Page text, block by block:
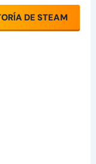
DE STEAM